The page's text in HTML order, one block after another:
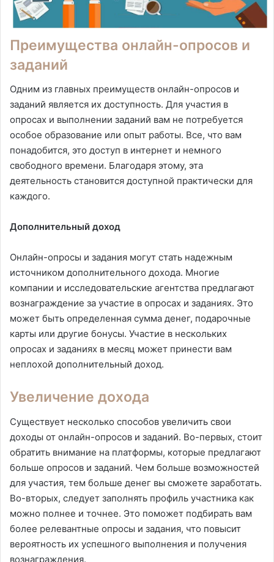
Преимущества онлайн-опросов и
заданий
Одним из главных преимуществ онлайн-опросов и
заданий является их доступность. Для участия в
опросах и выполнении заданий вам не потребуется
особое образование или опыт работы. Все, что вам
понадобится, это доступ в интернет и немного
свободного времени. Благодаря этому, эта
деятельность становится доступной практически для
каждого.
Дополнительный доход
Онлайн-опросы и задания могут стать надежным
источником дополнительного дохода. Многие
компании и исследовательские агентства предлагают
вознаграждение за участие в опросах и заданиях. Это
может быть определенная сумма денег, подарочные
карты или другие бонусы. Участие в нескольких
опросах и заданиях в месяц может принести вам
неплохой дополнительный доход.
Увеличение дохода
Существует несколько способов увеличить свои
доходы от онлайн-опросов и заданий. Во-первых, стоит
обратить внимание на платформы, которые предлагают
больше опросов и заданий. Чем больше возможностей
для участия, тем больше денег вы сможете заработать.
Во-вторых, следует заполнять профиль участника как
можно полнее и точнее. Это поможет подбирать вам
более релевантные опросы и задания, что повысит
вероятность их успешного выполнения и получения
вознаграждения.